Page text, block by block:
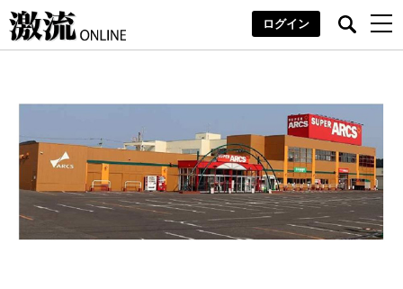
ログイン